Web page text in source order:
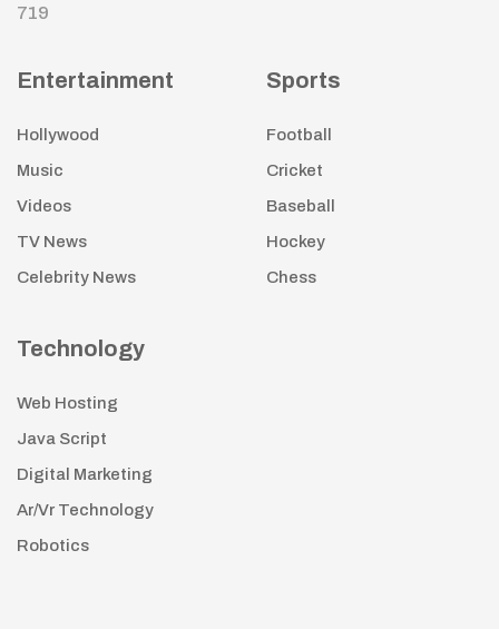
719
Entertainment
Hollywood
Music
Videos
TV News
Celebrity News
Sports
Football
Cricket
Baseball
Hockey
Chess
Technology
Web Hosting
Java Script
Digital Marketing
Ar/Vr Technology
Robotics